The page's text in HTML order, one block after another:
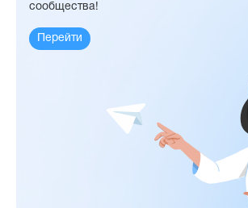
сообщества!
Перейти